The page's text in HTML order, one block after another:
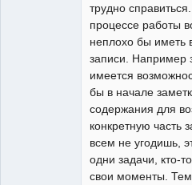
трудно
процессе работы
неплохо бы иметь
записи. Например
имеется
бы в начале
содержания для
конкретную часть
всем не угодишь,
одни задачи, кто-
свои моменты.